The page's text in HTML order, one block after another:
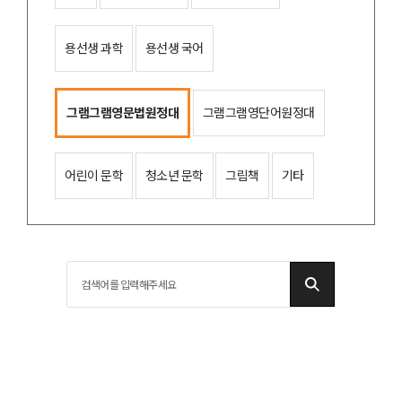
용선생 과학 용선생 국어
그램그램영문법원정대 그램그램영단어원정대
어린이 문학 청소년 문학 그림책 기타